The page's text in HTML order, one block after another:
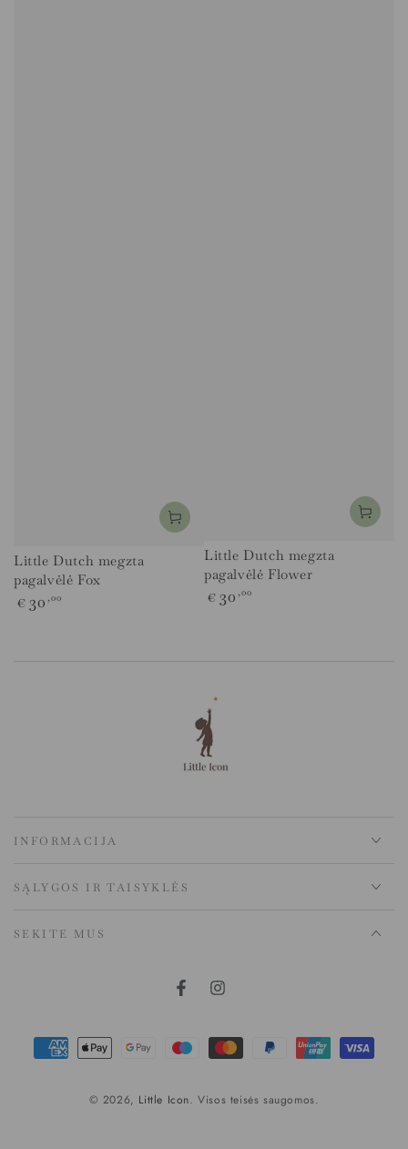
Little Dutch megzta
pagalvėlė Fox
Įprasta
kaina
€ 30 ,00
Little Dutch megzta
pagalvėlė Flower
Įprasta
kaina
€ 30 ,00
INFORMACIJA
SĄLYGOS IR TAISYKLĖS
SEKITE MUS
© 2026, Little Icon. Visos teisės saugomos.
Mokėjimo